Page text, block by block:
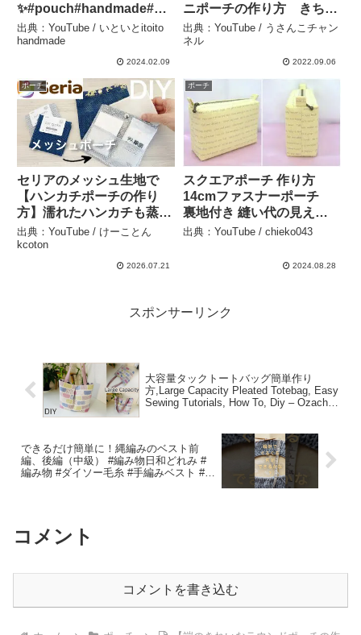
✨#pouch#handmade#お
すすめ#easypouch#簡単
ハンドメイド#いといと
itoito#diy#通帳ケース – い
出典：YouTube / いといとitoito
handmade
2024.02.09
ニポーチの作り方 きちん
と縫えたらすごくかわいい
のです sewing tutorial 私
には難しい形でしたが失敗
です – うさんこチャンネル
出典：YouTube / うさんこチャン
ネル
2022.09.06
ポーチ
セリアのメッシュ生地で
【ハンカチポーチの作り
方】濡れたハンカチも蒸れ
ない ポケットにティッシ
ュや除菌シートも入ります
– けーことん kcoton
出典：YouTube / けーことん
kcoton
2026.07.21
ポーチ
スクエアポーチ 作り方
14cmファスナーポーチ
裏地付き 縫い代の見えな
い作り方 How to make a
出典：YouTube / chieko043
2024.08.28
スポンサーリンク
大容量タックトートバッグ簡単作り
方,Large Capacity Pleated Totebag, Easy
Sewing Tutorials, How To, Diy – Ozachan
できるだけ簡単に！縄編みのベスト前
編、後編（中級） #編み物日和どれみ #
編み物 #ダイソー毛糸 #手編みベスト #手
コメント
コメントを書き込む